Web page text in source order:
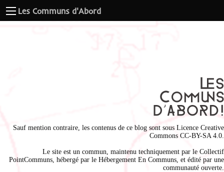
Les Communs d'Abord
Sauf mention contraire, les contenus de ce blog sont sous Licence Creative
Commons CC-BY-SA 4.0
Le site est un commun, maintenu techniquement par le Collectif
PointCommuns , hébergé par le Hébergement En Communs , et édité par une
communauté ouverte.